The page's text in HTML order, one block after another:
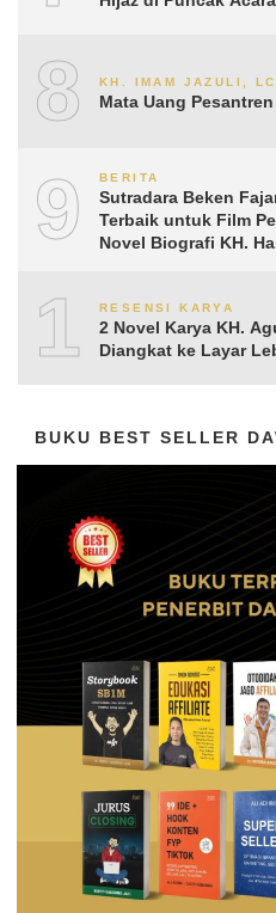
8 KH. IMAM JAZULI, LC.
Mata Uang
9 BERITA
Sutradara Beken
Terbaik untuk Film
Novel Biografi KH.
10RESENSI KARYA
2 Novel Karya KH.
Diangkat ke Layar
BUKU BEST SELLER